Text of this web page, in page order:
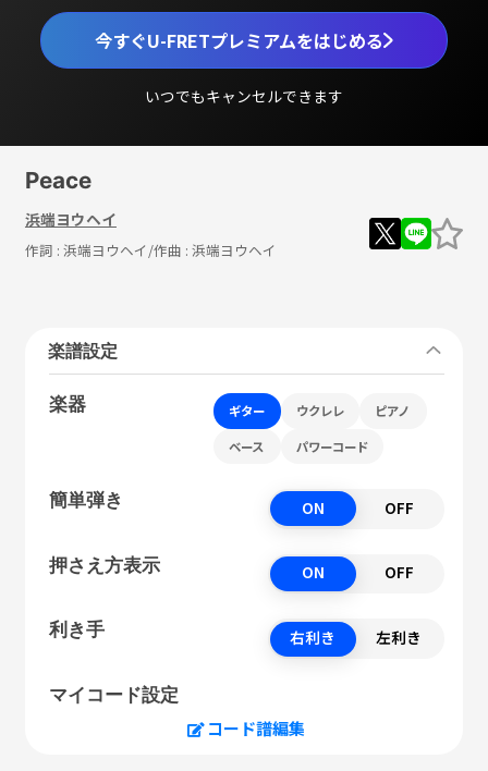
今すぐU-FRETプレミアムをはじめる
いつでもキャンセルできます
Peace
浜端ヨウヘイ
作詞 : 浜端ヨウヘイ/作曲 : 浜端ヨウヘイ
楽譜設定
楽器 ギター ウクレレ ピアノ
ベース パワーコード
簡単弾き ON OFF
押さえ方表示 ON OFF
利き手 右利き 左利き
マイコード設定
コード譜編集